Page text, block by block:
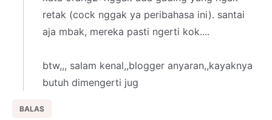
retak (cock nggak ya peribahasa ini). santai
aja mbak, mereka pasti ngerti kok....
btw,,, salam kenal,,blogger anyaran,,kayaknya
butuh dimengerti jug
BALAS